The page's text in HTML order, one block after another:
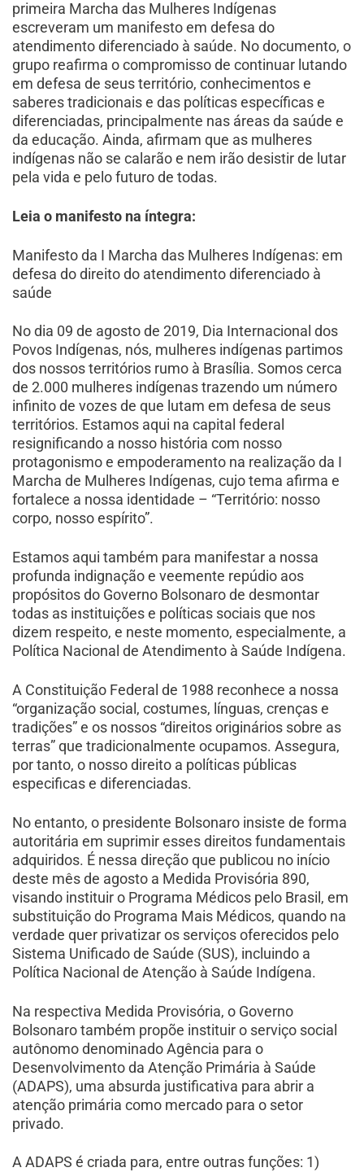
primeira Marcha das Mulheres Indígenas
escreveram um manifesto em defesa do
atendimento diferenciado à saúde. No documento, o
grupo reafirma o compromisso de continuar lutando
em defesa de seus território, conhecimentos e
saberes tradicionais e das políticas específicas e
diferenciadas, principalmente nas áreas da saúde e
da educação. Ainda, afirmam que as mulheres
indígenas não se calarão e nem irão desistir de lutar
pela vida e pelo futuro de todas.
Leia o manifesto na íntegra:
Manifesto da I Marcha das Mulheres Indígenas: em
defesa do direito do atendimento diferenciado à
saúde
No dia 09 de agosto de 2019, Dia Internacional dos
Povos Indígenas, nós, mulheres indígenas partimos
dos nossos territórios rumo à Brasília. Somos cerca
de 2.000 mulheres indígenas trazendo um número
infinito de vozes de que lutam em defesa de seus
territórios. Estamos aqui na capital federal
resignificando a nosso história com nosso
protagonismo e empoderamento na realização da I
Marcha de Mulheres Indígenas, cujo tema afirma e
fortalece a nossa identidade – “Território: nosso
corpo, nosso espírito”.
Estamos aqui também para manifestar a nossa
profunda indignação e veemente repúdio aos
propósitos do Governo Bolsonaro de desmontar
todas as instituições e políticas sociais que nos
dizem respeito, e neste momento, especialmente, a
Política Nacional de Atendimento à Saúde Indígena.
A Constituição Federal de 1988 reconhece a nossa
“organização social, costumes, línguas, crenças e
tradições” e os nossos “direitos originários sobre as
terras” que tradicionalmente ocupamos. Assegura,
por tanto, o nosso direito a políticas públicas
especificas e diferenciadas.
No entanto, o presidente Bolsonaro insiste de forma
autoritária em suprimir esses direitos fundamentais
adquiridos. É nessa direção que publicou no início
deste mês de agosto a Medida Provisória 890,
visando instituir o Programa Médicos pelo Brasil, em
substituição do Programa Mais Médicos, quando na
verdade quer privatizar os serviços oferecidos pelo
Sistema Unificado de Saúde (SUS), incluindo a
Política Nacional de Atenção à Saúde Indígena.
Na respectiva Medida Provisória, o Governo
Bolsonaro também propõe instituir o serviço social
autônomo denominado Agência para o
Desenvolvimento da Atenção Primária à Saúde
(ADAPS), uma absurda justificativa para abrir a
atenção primária como mercado para o setor
privado.
A ADAPS é criada para, entre outras funções: 1)